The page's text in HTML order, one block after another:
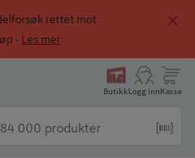
rettet mot
-
Les mer
ButikkLogg innKasse